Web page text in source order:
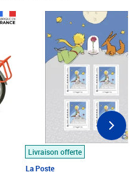
Livraison offerte
La Poste
Prix 7,50€